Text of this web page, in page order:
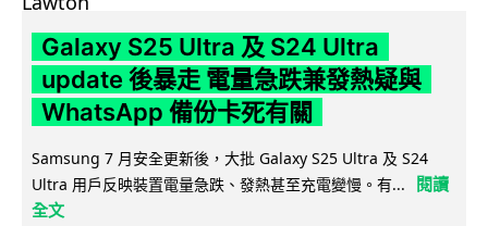
Galaxy S25 Ultra 及 S24 Ultra
update 後暴走 電量急跌兼發熱疑與
WhatsApp 備份卡死有關
Samsung 7 月安全更新後，大批 Galaxy S25 Ultra 及 S24
Ultra 用戶反映裝置電量急跌、發熱甚至充電變慢。有...
閱讀
全文